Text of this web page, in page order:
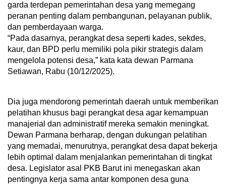
garda terdepan pemerintahan desa yang memegang
peranan penting dalam pembangunan, pelayanan publik,
dan pemberdayaan warga.
“Pada dasarnya, perangkat desa seperti kades, sekdes,
kaur, dan BPD perlu memiliki pola pikir strategis dalam
mengelola potensi desa,” kata kata dewan Parmana
Setiawan, Rabu (10/12/2025).
Dia juga mendorong pemerintah daerah untuk memberikan
pelatihan khusus bagi perangkat desa agar kemampuan
manajerial dan administratif mereka semakin meningkat.
Dewan Parmana berharap, dengan dukungan pelatihan
yang memadai, menurutnya, perangkat desa dapat bekerja
lebih optimal dalam menjalankan pemerintahan di tingkat
desa. Legislator asal PKB Barut ini menegaskan akan
pentingnya kerja sama antar komponen desa guna